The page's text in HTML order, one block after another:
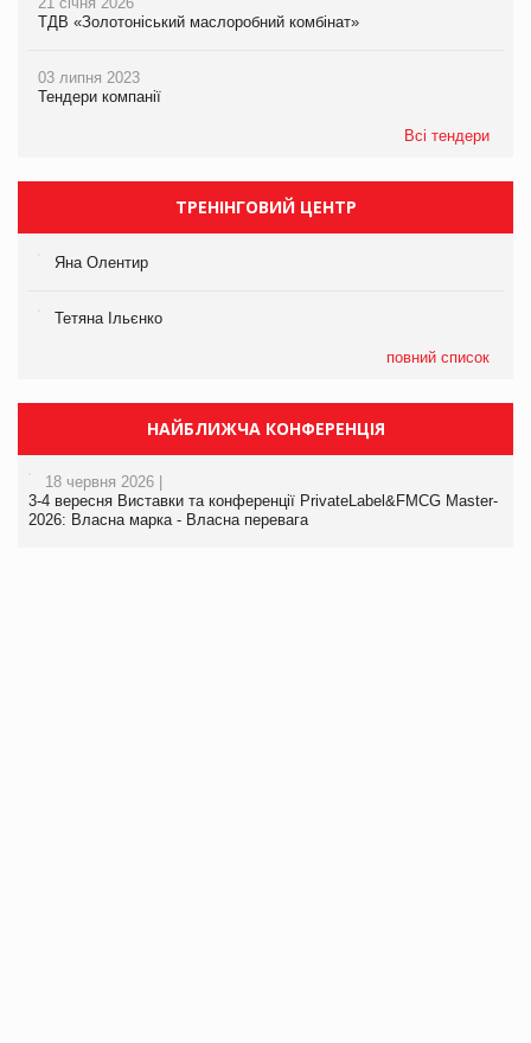
ТДВ «Золотоніський маслоробний комбінат»
03 липня 2023
Тендери компанії
Всі тендери
ТРЕНІНГОВИЙ ЦЕНТР
Яна Олентир
Тетяна Ільєнко
повний список
НАЙБЛИЖЧА КОНФЕРЕНЦІЯ
18 червня 2026 |
3-4 вересня Виставки та конференції PrivateLabel&FMCG Master-
2026: Власна марка - Власна перевага